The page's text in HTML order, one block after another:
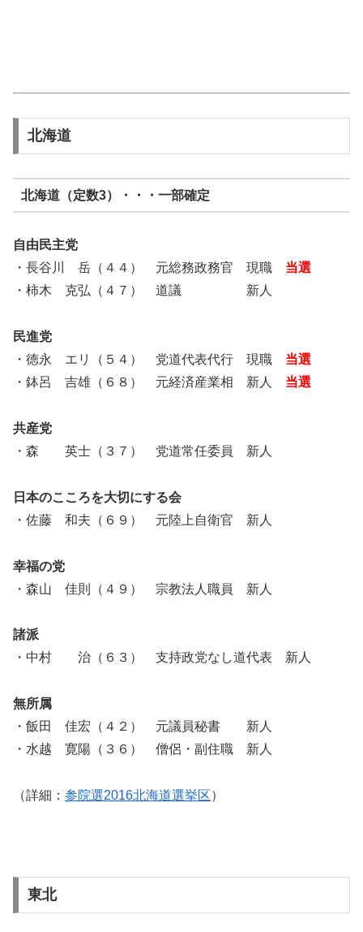
北海道
北海道（定数3）・・・一部確定
自由民主党
・長谷川 岳（４４） 元総務政務官 現職 当選
・柿木 克弘（４７） 道議 新人
民進党
・徳永 エリ（５４） 党道代表代行 現職 当選
・鉢呂 吉雄（６８） 元経済産業相 新人 当選
共産党
・森 英士（３７） 党道常任委員 新人
日本のこころを大切にする会
・佐藤 和夫（６９） 元陸上自衛官 新人
幸福の党
・森山 佳則（４９） 宗教法人職員 新人
諸派
・中村 治（６３） 支持政党なし道代表 新人
無所属
・飯田 佳宏（４２） 元議員秘書 新人
・水越 寛陽（３６） 僧侶・副住職 新人
（詳細： 参院選2016北海道選挙区）
東北